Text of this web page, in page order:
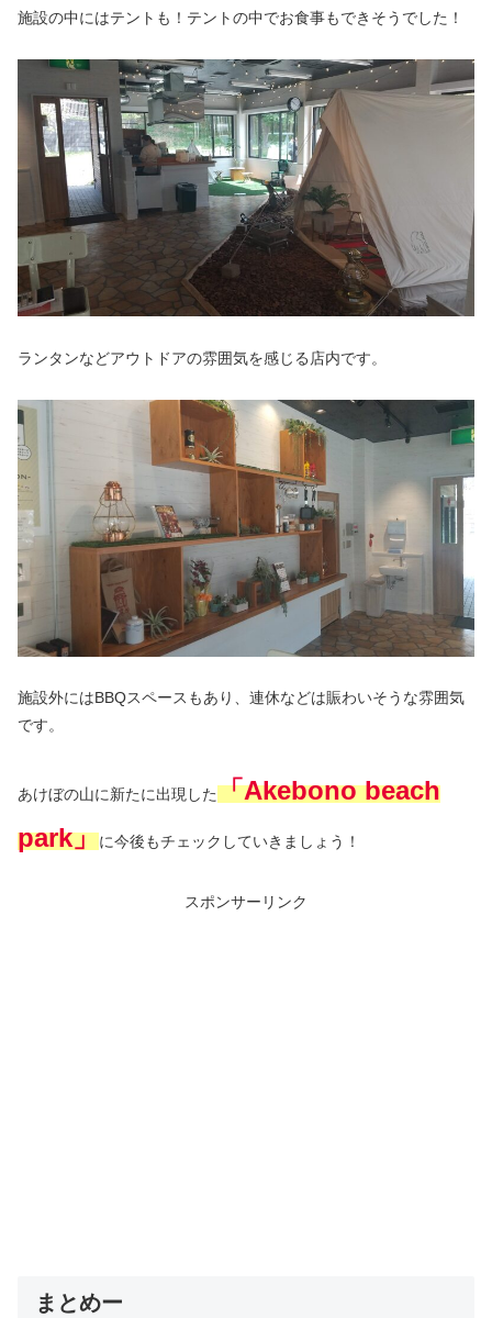
施設の中にはテントも！テントの中でお食事もできそうでした！
ランタンなどアウトドアの雰囲気を感じる店内です。
施設外にはBBQスペースもあり、連休などは賑わいそうな雰囲気
です。
あけぼの山に新たに出現した「Akebono beach
park」に今後もチェックしていきましょう！
スポンサーリンク
まとめー